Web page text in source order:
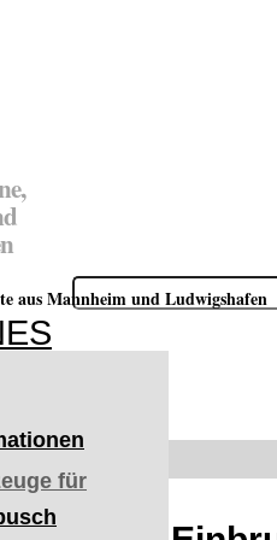
Suchen
nach:
aus Mannheim und Ludwigshafen
für